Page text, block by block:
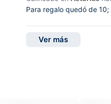
Para regalo quedó de
Ver más